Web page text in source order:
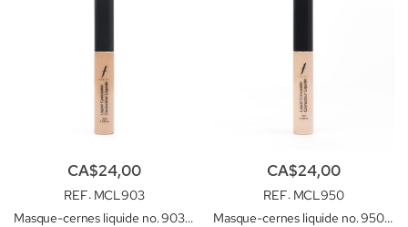
REF: MCL903
Masque-cernes liquide no. 903 Medium Beige
CA$24,00
REF: MCL950
Masque-cernes liquide no. 950 Light Ivory
CA$24,00